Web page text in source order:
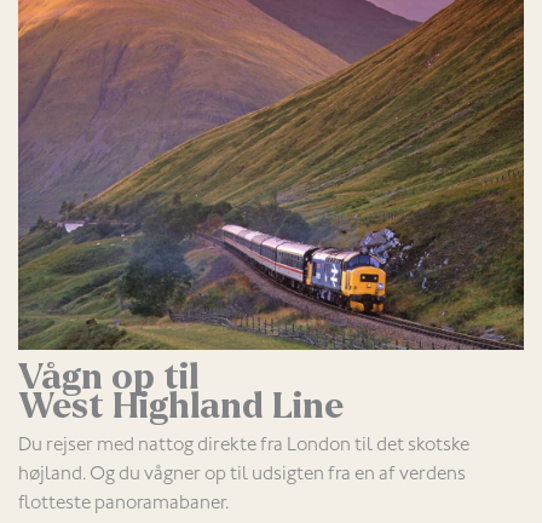
Vågn op til
West Highland Line
Du rejser med nattog direkte fra London til det skotske
højland. Og du vågner op til udsigten fra en af verdens
flotteste panoramabaner.